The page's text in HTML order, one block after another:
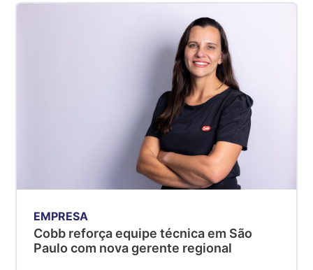
EMPRESA
Cobb reforça equipe técnica em São
Paulo com nova gerente regional